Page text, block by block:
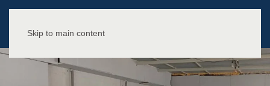
Skip to main content